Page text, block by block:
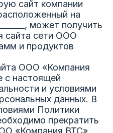
сайт компании
на
может получить
сайта сети ООО
и продуктов
ООО «Компания
с настоящей
и условиями
данных. В
Политики
прекратить
«Компания ВТС».